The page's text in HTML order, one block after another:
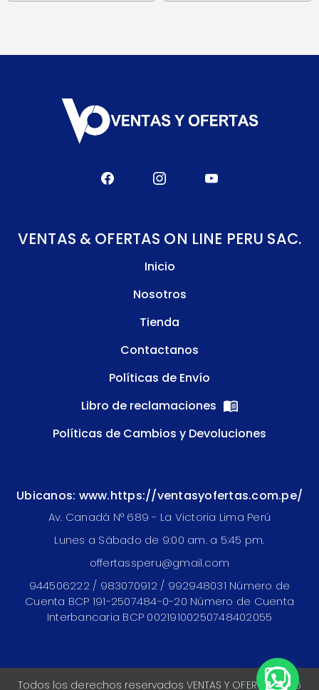
VENTAS & OFERTAS ON LINE PERU SAC.
Inicio
Nosotros
Tienda
Contactanos
Políticas de Envío
Libro de reclamaciones
Políticas de Cambios y Devoluciones
Ubicanos: www.https://ventasyofertas.com.pe/
Av. Canadá N° 689 - La Victoria Lima Perú
Lunes a Sábado de 9:00 am. a 5:45 pm.
offertassperu@gmail.com
944506222 / 983070912 / 992948031 Número de
Cuenta BCP 191-2507484-0-20 Número de Cuenta
Interbancaria BCP 00219100250748402055
Todos los derechos reservados VENTAS Y OFERTAS 2026